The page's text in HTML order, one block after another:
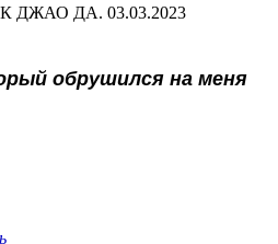
ДА. 03.03.2023
обрушился на меня